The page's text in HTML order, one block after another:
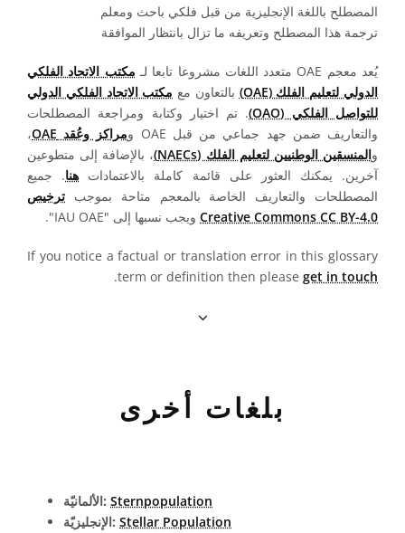
المصطلح باللغة الإنجليزية من قبل فلكي باحث ومعلم
ترجمة هذا المصطلح وتعريفه ما تزال بانتظار الموافقة
يُعد معجم OAE متعدد اللغات مشروعا تابعا لـ
مكتب الاتحاد الفلكي
الدولي لتعليم الفلك (OAE)
بالتعاون مع مكتب الاتحاد الفلكي الدولي
للتواصل الفلكي (OAO)
. تم اختيار وكتابة ومراجعة المصطلحات
والتعاريف ضمن جهد جماعي من قبل OAE و
مراكز وعُقد OAE
،
والمنسقين الوطنيين لتعليم الفلك (NAECs)
، بالإضافة إلى متطوعين
آخرين. يمكنك العثور على قائمة كاملة بالاعتمادات هنا. جميع
المصطلحات والتعاريف الخاصة بالمعجم متاحة بموجب ترخيص
Creative Commons CC BY-4.0 ويجب نسبها إلى "IAU OAE".
If you notice a factual or translation error in this glossary
term or definition then please get in touch
.
بلغات أخرى
الألمانيّة: Sternpopulation
الإنجليزيّة: Stellar Population